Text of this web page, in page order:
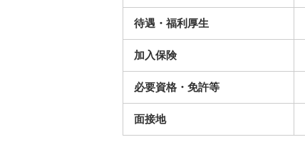
待遇・福利厚生
加入保険
必要資格・免許等
面接地